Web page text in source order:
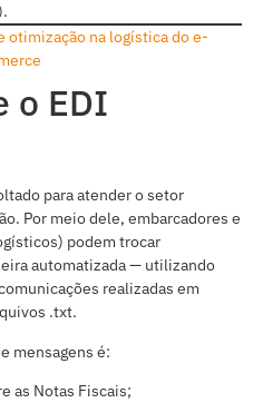
na logística do e-
o EDI
para atender o setor
Por meio dele, embarcadores e
podem trocar
automatizada — utilizando
realizadas em
.txt.
mensagens é:
as Notas Fiscais;